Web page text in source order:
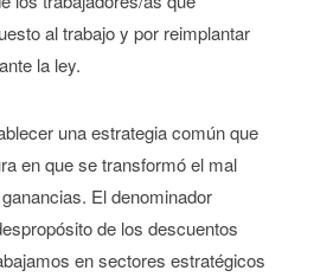
al trabajo y por reimplantar
la ley.
una estrategia común que
en que se transformó el mal
El denominador
de los descuentos
en sectores estratégicos